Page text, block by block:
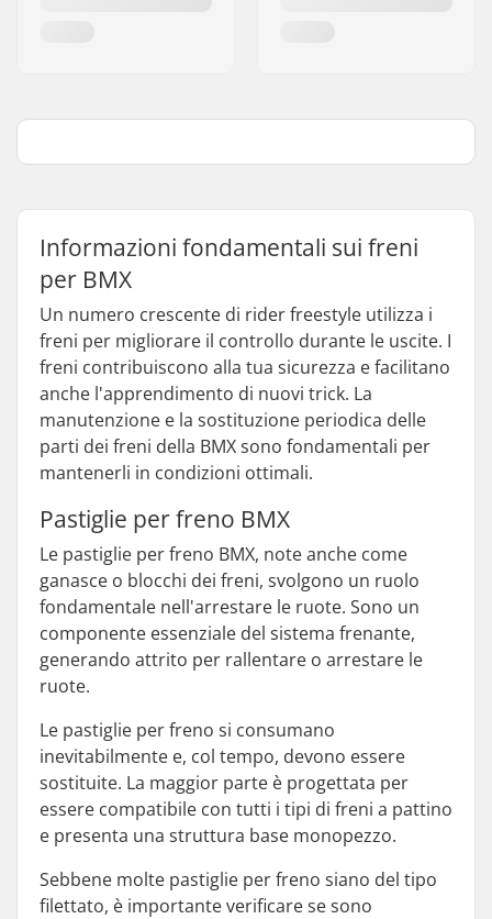
Informazioni fondamentali sui freni
per BMX
Un numero crescente di rider freestyle utilizza i
freni per migliorare il controllo durante le uscite. I
freni contribuiscono alla tua sicurezza e facilitano
anche l'apprendimento di nuovi trick. La
manutenzione e la sostituzione periodica delle
parti dei freni della BMX sono fondamentali per
mantenerli in condizioni ottimali.
Pastiglie per freno BMX
Le pastiglie per freno BMX, note anche come
ganasce o blocchi dei freni, svolgono un ruolo
fondamentale nell'arrestare le ruote. Sono un
componente essenziale del sistema frenante,
generando attrito per rallentare o arrestare le
ruote.
Le pastiglie per freno si consumano
inevitabilmente e, col tempo, devono essere
sostituite. La maggior parte è progettata per
essere compatibile con tutti i tipi di freni a pattino
e presenta una struttura base monopezzo.
Sebbene molte pastiglie per freno siano del tipo
filettato, è importante verificare se sono